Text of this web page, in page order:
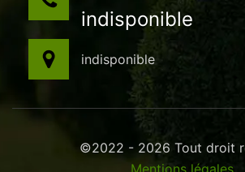
indisponible
indisponible
©2022 - 2026 Tout droit
Mentions légales